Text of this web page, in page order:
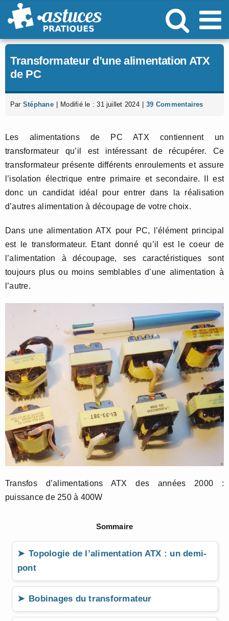
Passer
au
Transformateur d’une alimentation ATX
de PC
Par Stéphane Modifié le : 31 juillet 2024 39 Commentaires
Les alimentations de PC ATX contiennent un
transformateur qu’il est intéressant de récupérer. Ce
transformateur présente différents enroulements et assure
l’isolation électrique entre primaire et secondaire. Il est
donc un candidat idéal pour entrer dans la réalisation
d’autres alimentation à découpage de votre choix.
Dans une alimentation ATX pour PC, l’élément principal
est le transformateur. Etant donné qu’il est le coeur de
l’alimentation à découpage, ses caractéristiques sont
toujours plus ou moins semblables d’une alimentation à
l’autre.
Transfos d’alimentations ATX des années 2000 :
puissance de 250 à 400W
Sommaire
Topologie de l’alimentation ATX : un demi-
pont
Bobinages du transformateur